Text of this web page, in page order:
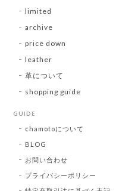
limited
archive
price down
leather
革について
shopping guide
GUIDE
chamotoについて
BLOG
お問い合わせ
プライバシーポリシー